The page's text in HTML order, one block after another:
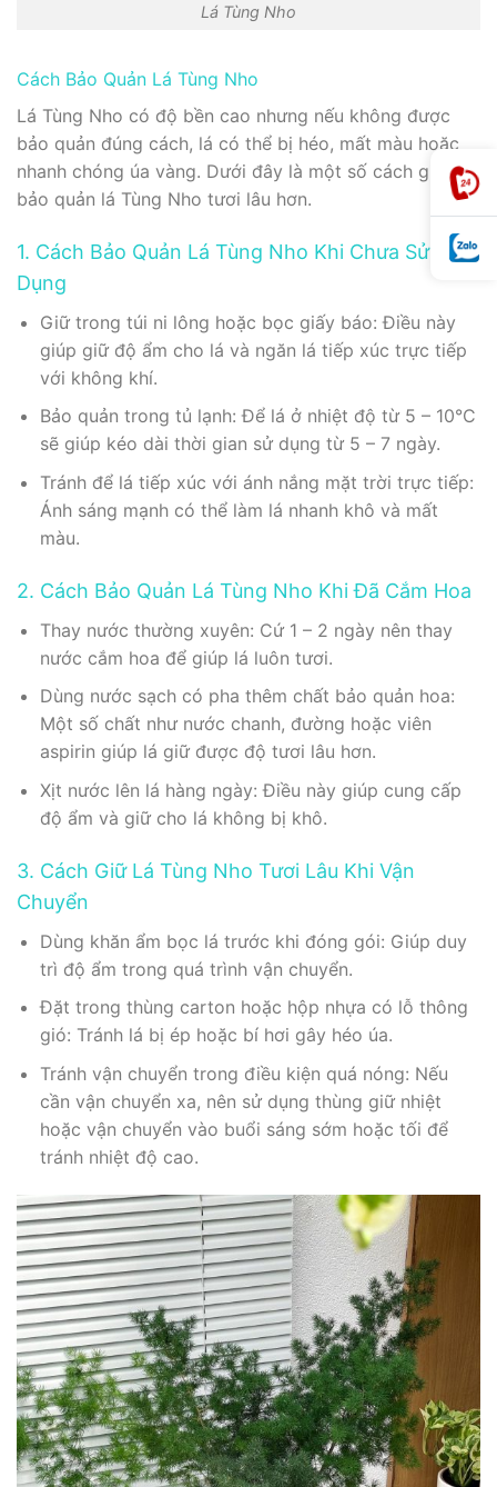
Lá Tùng Nho
Cách Bảo Quản Lá Tùng Nho
Lá Tùng Nho có độ bền cao nhưng nếu không được
bảo quản đúng cách, lá có thể bị héo, mất màu hoặc
nhanh chóng úa vàng. Dưới đây là một số cách giúp
bảo quản lá Tùng Nho tươi lâu hơn.
1. Cách Bảo Quản Lá Tùng Nho Khi Chưa Sử
Dụng
Giữ trong túi ni lông hoặc bọc giấy báo: Điều này
giúp giữ độ ẩm cho lá và ngăn lá tiếp xúc trực tiếp
với không khí.
Bảo quản trong tủ lạnh: Để lá ở nhiệt độ từ 5 – 10°C
sẽ giúp kéo dài thời gian sử dụng từ 5 – 7 ngày.
Tránh để lá tiếp xúc với ánh nắng mặt trời trực tiếp:
Ánh sáng mạnh có thể làm lá nhanh khô và mất
màu.
2. Cách Bảo Quản Lá Tùng Nho Khi Đã Cắm Hoa
Thay nước thường xuyên: Cứ 1 – 2 ngày nên thay
nước cắm hoa để giúp lá luôn tươi.
Dùng nước sạch có pha thêm chất bảo quản hoa:
Một số chất như nước chanh, đường hoặc viên
aspirin giúp lá giữ được độ tươi lâu hơn.
Xịt nước lên lá hàng ngày: Điều này giúp cung cấp
độ ẩm và giữ cho lá không bị khô.
3. Cách Giữ Lá Tùng Nho Tươi Lâu Khi Vận
Chuyển
Dùng khăn ẩm bọc lá trước khi đóng gói: Giúp duy
trì độ ẩm trong quá trình vận chuyển.
Đặt trong thùng carton hoặc hộp nhựa có lỗ thông
gió: Tránh lá bị ép hoặc bí hơi gây héo úa.
Tránh vận chuyển trong điều kiện quá nóng: Nếu
cần vận chuyển xa, nên sử dụng thùng giữ nhiệt
hoặc vận chuyển vào buổi sáng sớm hoặc tối để
tránh nhiệt độ cao.